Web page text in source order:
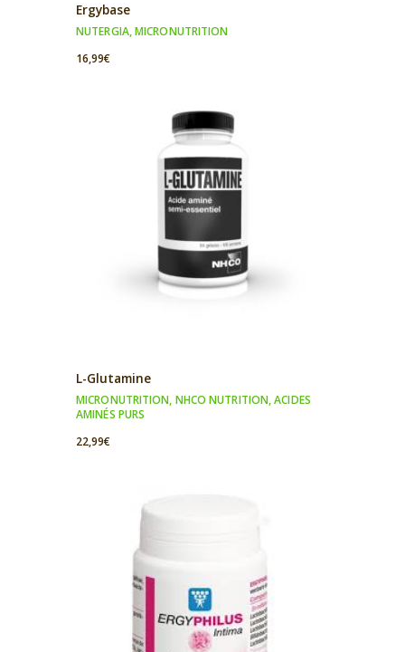
Ergybase
NUTERGIA,MICRONUTRITION
16,99€
L-Glutamine
MICRONUTRITION, NHCO NUTRITION,ACIDES
AMINÉS PURS
22,99€